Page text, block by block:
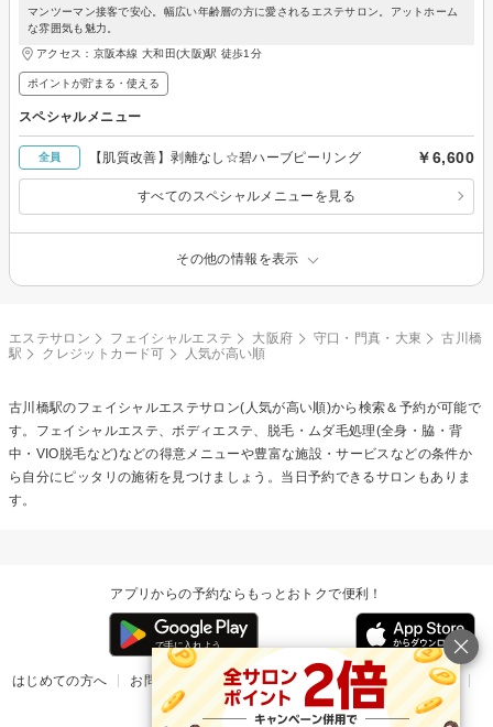
マンツーマン接客で安心。幅広い年齢層の方に愛されるエステサロン。アットホーム
な雰囲気も魅力。
アクセス：京阪本線 大和田(大阪)駅 徒歩1分
ポイントが貯まる・使える
スペシャルメニュー
全員 【肌質改善】剥離なし☆碧ハーブピーリング ￥6,600
すべてのスペシャルメニューを見る
その他の情報を表示
エステサロン フェイシャルエステ 大阪府 守口・門真・大東
古川橋
駅
クレジットカード可 人気が高い順
古川橋駅のフェイシャルエステサロン(人気が高い順)から検索＆予約が可能で
す。フェイシャルエステ、ボディエステ、脱毛・ムダ毛処理(全身・脇・背
中・VIO脱毛など)などの得意メニューや豊富な施設・サービスなどの条件か
ら自分にピッタリの施術を見つけましょう。当日予約できるサロンもありま
す。
アプリからの予約ならもっとおトクで便利！
はじめての方へ お問い合わせ ヘルプ リリース情報
利用規約
掲載ご希望のサロン様